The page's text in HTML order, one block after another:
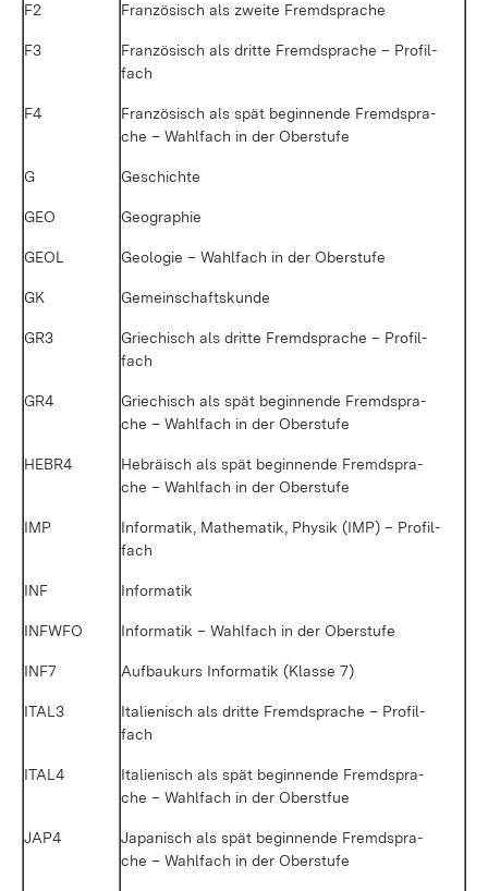
F2 Fran­zö­sisch als zwei­te Fremd­spra­che
F3
Fran­zö­sisch als drit­te Fremd­spra­che – Pro­fil­
fach
F4
Fran­zö­sisch als spät be­gin­nen­de Fremd­spra­
che – Wahl­fach in der Ober­stu­fe
G Ge­schich­te
GEO Geo­gra­phie
GEOL Geo­lo­gie – Wahl­fach in der Ober­stu­fe
GK Ge­mein­schafts­kun­de
GR3
Grie­chisch als drit­te Fremd­spra­che – Pro­fil­
fach
GR4
Grie­chisch als spät be­gin­nen­de Fremd­spra­
che – Wahl­fach in der Ober­stu­fe
HE­BR4
He­brä­isch als spät be­gin­nen­de Fremd­spra­
che – Wahl­fach in der Ober­stu­fe
IMP
In­for­ma­tik, Ma­the­ma­tik, Phy­sik (IMP) – Pro­fil­
fach
INF In­for­ma­tik
INF­W­FO In­for­ma­tik – Wahl­fach in der Ober­stu­fe
INF7 Auf­bau­kurs In­for­ma­tik (Klas­se 7)
ITAL3
Ita­lie­nisch als drit­te Fremd­spra­che – Pro­fil­
fach
ITAL4
Ita­lie­nisch als spät be­gin­nen­de Fremd­spra­
che – Wahl­fach in der Oberst­fue
JAP4
Ja­pa­nisch als spät be­gin­nen­de Fremd­spra­
che – Wahl­fach in der Ober­stu­fe